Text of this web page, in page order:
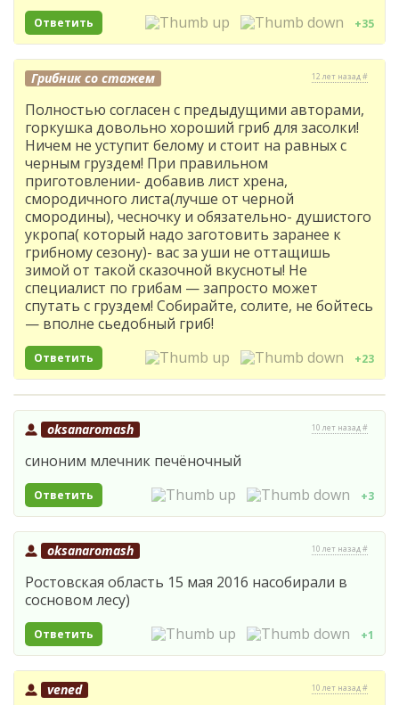
Ответить +35
Грибник со стажем 12 лет назад #
Полностью согласен с предыдущими авторами,
горкушка довольно хороший гриб для засолки!
Ничем не уступит белому и стоит на равных с
черным груздем! При правильном
приготовлении- добавив лист хрена,
смородичного листа(лучше от черной
смородины), чесночку и обязательно- душистого
укропа( который надо заготовить заранее к
грибному сезону)- вас за уши не оттащишь
зимой от такой сказочной вкусноты! Не
специалист по грибам — запросто может
спутать с груздем! Собирайте, солите, не бойтесь
— вполне сьедобный гриб!
Ответить +23
oksanaromash 10 лет назад #
синоним млечник печёночный
Ответить +3
oksanaromash 10 лет назад #
Ростовская область 15 мая 2016 насобирали в
сосновом лесу)
Ответить +1
vened 10 лет назад #